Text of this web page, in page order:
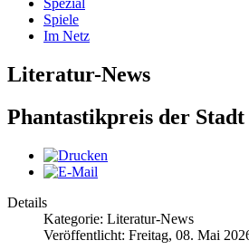
Spezial
Spiele
Im Netz
Literatur-News
Phantastikpreis der
Details
Kategorie: Literatur-News
Veröffentlicht: Freitag, 08. Mai